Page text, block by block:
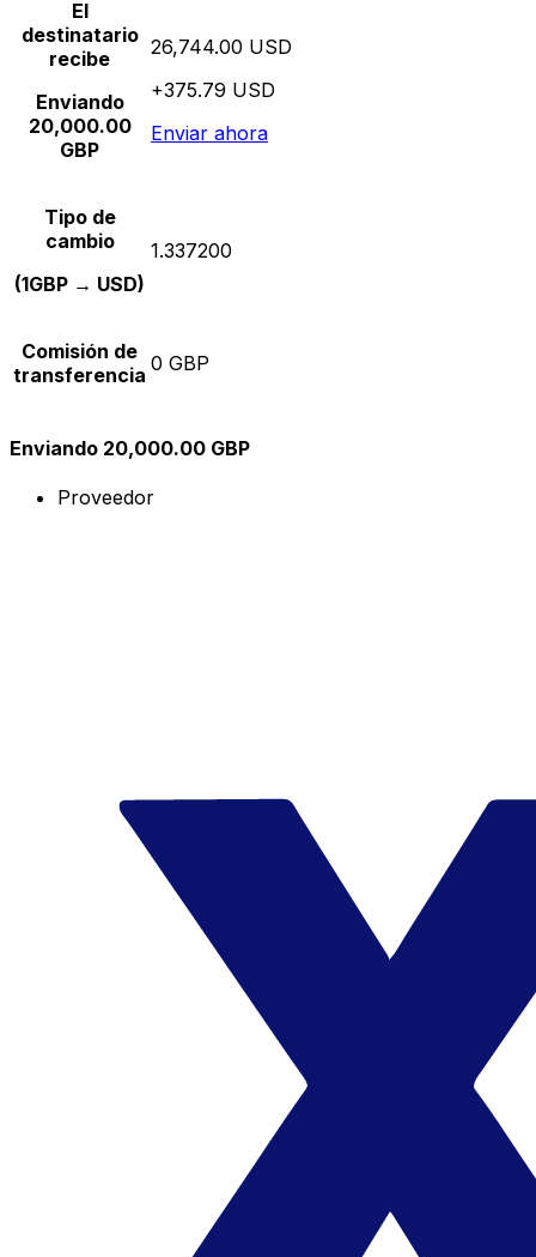
El
destinatario
recibe
Enviando
20,000.00
GBP
26,744.00 USD
+375.79 USD
Enviar ahora
Tipo de
cambio
(1GBP → USD)
1.337200
Comisión de
transferencia 0 GBP
Enviando 20,000.00 GBP
Proveedor